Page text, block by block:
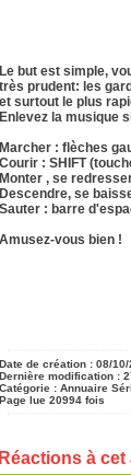
Le but est simple,
très prudent: les
et surtout le plus
Enlevez la musique
Marcher : flèches
Courir : SHIFT
Monter , se
Descendre, se
Sauter : barre
Amusez-vous bien !
Date de création : 08/10/
Dernière modification :
Catégorie : Annuaire
Page lue 20994 fois
Réactions à cet